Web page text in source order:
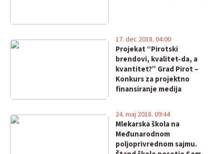
Projekat “Pirotski
brendovi, kvalitet-da, a
kvantitet?” Grad Pirot –
Konkurs za projektno
finansiranje medija
17. dec 2018. 04:00
Mlekarska škola na
Međunarodnom
poljoprivrednom sajmu.
24. maj 2018. 09:44